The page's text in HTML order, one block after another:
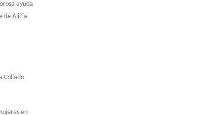
ayuda
de Alicia
Collado
en